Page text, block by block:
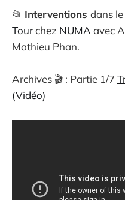
📂 Interventions dans
Tourchez NUMA avec
Mathieu Phan.
Archives 🎬 : Partie 1/7
(Vidéo)